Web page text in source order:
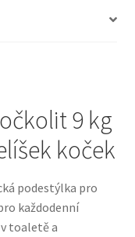
kvalitou
9 kg
koček
podestýlka pro
každodenní
toaletě a